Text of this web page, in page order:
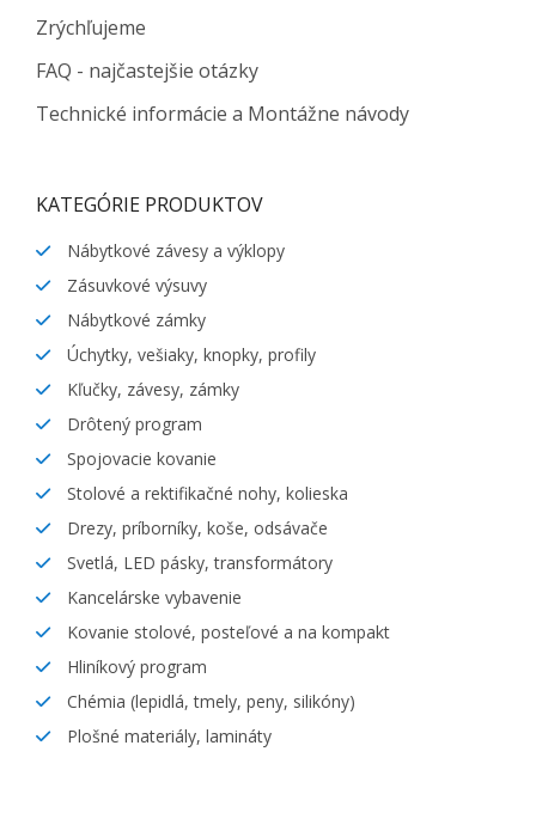
Zrýchľujeme
FAQ - najčastejšie otázky
Technické informácie a Montážne návody
KATEGÓRIE PRODUKTOV
Nábytkové závesy a výklopy
Zásuvkové výsuvy
Nábytkové zámky
Úchytky, vešiaky, knopky, profily
Kľučky, závesy, zámky
Drôtený program
Spojovacie kovanie
Stolové a rektifikačné nohy, kolieska
Drezy, príborníky, koše, odsávače
Svetlá, LED pásky, transformátory
Kancelárske vybavenie
Kovanie stolové, posteľové a na kompakt
Hliníkový program
Chémia (lepidlá, tmely, peny, silikóny)
Plošné materiály, lamináty